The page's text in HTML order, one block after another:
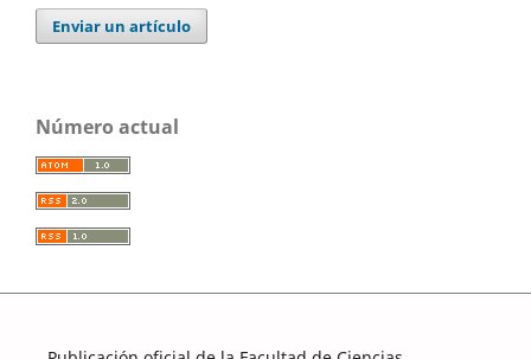
Enviar un artículo
Número actual